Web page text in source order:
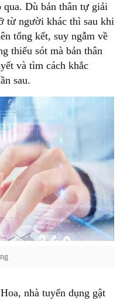
qua. Dù bản thân tự giải
từ người khác thì sau khi
tổng kết, suy ngẫm về
thiếu sót mà bản thân
và tìm cách khắc